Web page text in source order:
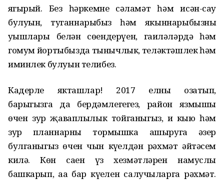
яңгырый. Без һәркемнең сәламәт һәм исән-сау
булуын, туганнарыбыз һәм якыннарыбызның
уңышлары белән сөендерүен, гаиләләрдә һәм
гомум йортыбызда тынычлык, теләктәшлек һәм
иминлек булуын телибез.
Кадерле якташлар! 2017 елны озатып,
барыгызга да бердәмлегегез, район язмышы
өчен зур җаваплылык тойганыгыз, иң кыю һәм
зур планнарны тормышка ашыруга әзер
булганыгыз өчен чын күңелдән рәхмәт әйтәсем
килә. Көн саен үз хезмәтләрен намуслы
башкарып, аңа бар күңелен салучыларга рәхмәт.